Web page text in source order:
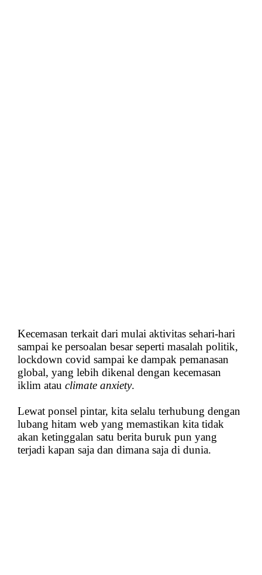
Kecemasan terkait dari mulai aktivitas sehari-hari
sampai ke persoalan besar seperti masalah politik,
lockdown covid sampai ke dampak pemanasan
global, yang lebih dikenal dengan kecemasan
iklim atau climate anxiety.
Lewat ponsel pintar, kita selalu terhubung dengan
lubang hitam web yang memastikan kita tidak
akan ketinggalan satu berita buruk pun yang
terjadi kapan saja dan dimana saja di dunia.